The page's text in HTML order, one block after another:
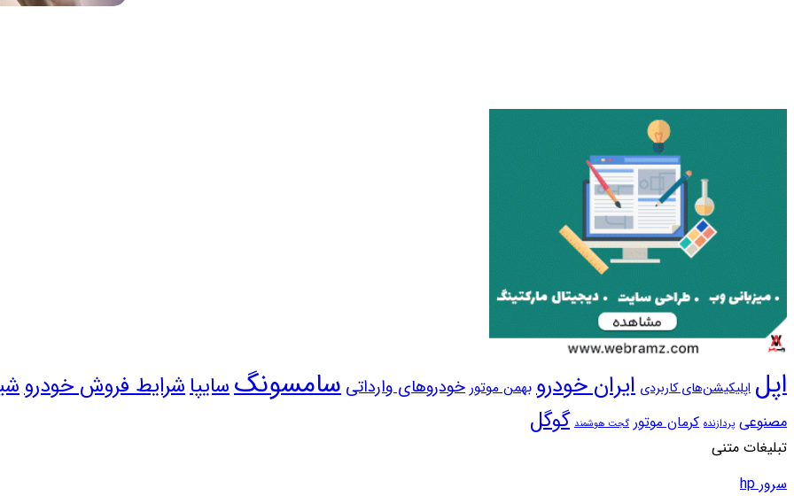
اپل اپلیکیشن‌های کاربردی ایران خودرو بهمن موتور خودروهای وارداتی سامسونگسایپاشرایط فروش خودرو
مصنوعی پردازنده کرمان موتور گجت هوشمند گوگل
تبلیغات متنی
سرور hp